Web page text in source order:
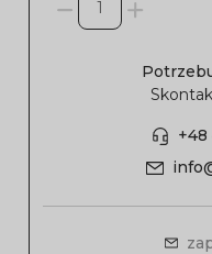
+48